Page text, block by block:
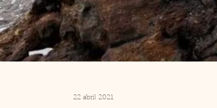
22 abril 2021